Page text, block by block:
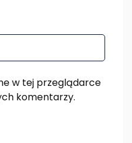
w tej przeglądarce
komentarzy.